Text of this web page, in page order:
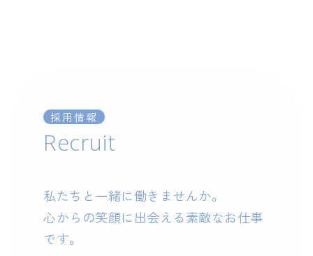
採用情報
Recruit
私たちと一緒に働きませんか。
心からの笑顔に出会える素敵なお仕事
です。